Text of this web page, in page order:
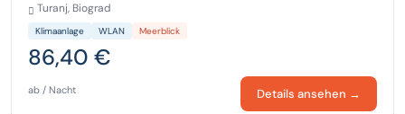
Turanj, Biograd
Klimaanlage WLAN Meerblick
86,40 €
ab / Nacht Details ansehen →